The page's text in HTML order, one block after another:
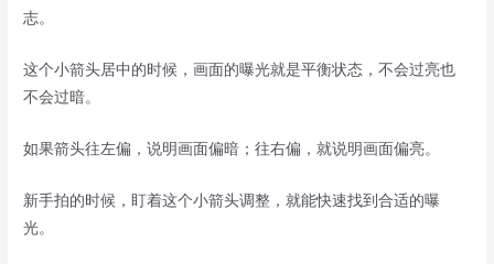
志。
这个小箭头居中的时候，画面的曝光就是平衡状态，不会过亮也
不会过暗。
如果箭头往左偏，说明画面偏暗；往右偏，就说明画面偏亮。
新手拍的时候，盯着这个小箭头调整，就能快速找到合适的曝
光。